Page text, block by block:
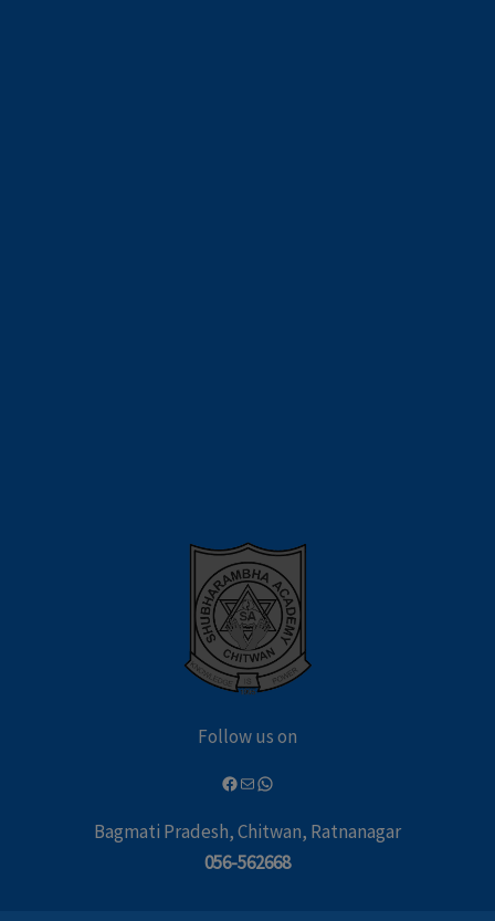
Follow us on
Bagmati Pradesh, Chitwan, Ratnanagar
056-562668